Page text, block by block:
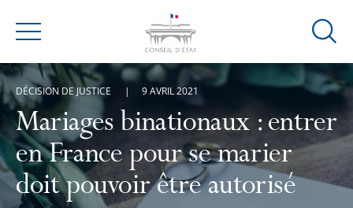
Menu
Ouvrir
de
Mariages binationaux : entrer
en France pour se marier
doit pouvoir être autorisé
DÉCISION DE JUSTICE 9 AVRIL 2021